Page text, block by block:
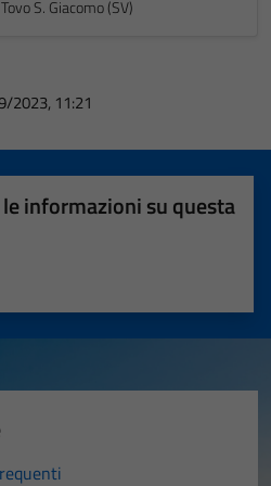
S. Giacomo (SV)
2023, 11:21
informazioni su questa
su 5
su 5
5